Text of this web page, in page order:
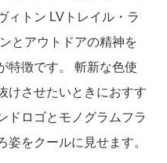
ィトン LVトレイル・ラ
とアウトドアの精神を
特徴です。 斬新な色使
けさせたいときにおすす
ドロゴとモノグラムフラ
姿をクールに見せます。